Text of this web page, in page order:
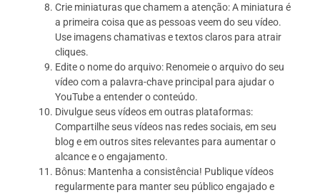
Crie miniaturas que chamem a atenção: A miniatura é
a primeira coisa que as pessoas veem do seu vídeo.
Use imagens chamativas e textos claros para atrair
cliques.
Edite o nome do arquivo: Renomeie o arquivo do seu
vídeo com a palavra-chave principal para ajudar o
YouTube a entender o conteúdo.
Divulgue seus vídeos em outras plataformas:
Compartilhe seus vídeos nas redes sociais, em seu
blog e em outros sites relevantes para aumentar o
alcance e o engajamento.
Bônus: Mantenha a consistência! Publique vídeos
regularmente para manter seu público engajado e